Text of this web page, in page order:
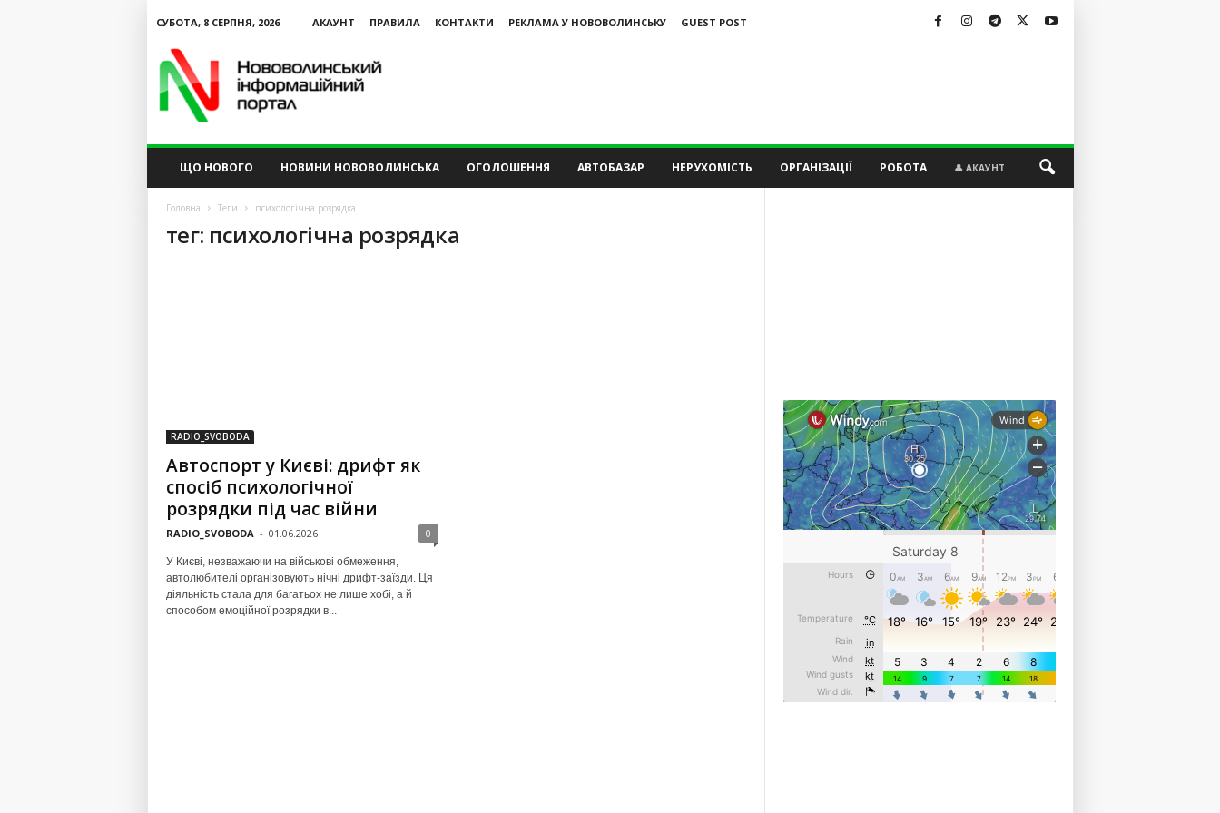
СУБОТА, 8 СЕРПНЯ, 2026 АКАУНТ ПРАВИЛА КОНТАКТИ РЕКЛАМА У НОВОВОЛИНСЬКУ
GUEST POST
ЩО НОВОГО НОВИНИ НОВОВОЛИНСЬКА ОГОЛОШЕННЯ АВТОБАЗАР НЕРУХОМІСТЬ ОРГАНІЗАЦІЇ РОБОТА 👤 АКАУНТ
Головна Теги психологічна розрядка
тег: психологічна розрядка
RADIO_SVOBODA
Автоспорт у Києві: дрифт як
спосіб психологічної
розрядки під час війни
RADIO_SVOBODA - 01.06.2026 0
У Києві, незважаючи на військові обмеження,
автолюбителі організовують нічні дрифт-заїзди. Ця
діяльність стала для багатьох не лише хобі, а й
способом емоційної розрядки в...